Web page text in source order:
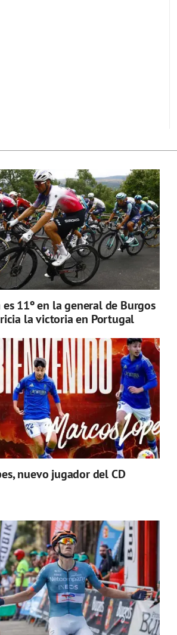
11º en la general de Burgos
la victoria en Portugal
nuevo jugador del CD